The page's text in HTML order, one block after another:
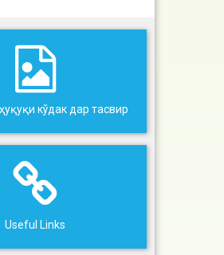
кўдак дар тасвир
Useful Links